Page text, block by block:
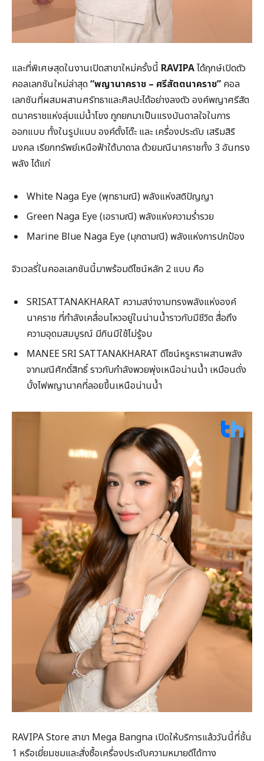
และที่พิเศษสุดในงานเปิดสาขาใหม่ครั้งนี้ RAVIPAได้ฤกษ์เปิดตัว
คอลเลกชันใหม่ล่าสุด“พญานาคราช – ศรีสัตตนาคราช” คอล
เลกชันที่ผสมผสานศรัทธาและศิลปะได้อย่างลงตัว องค์พญาศรีสัต
ตนาคราชแห่งลุ่มแม่น้ำโขง ถูกยกมาเป็นแรงบันดาลใจในการ
ออกแบบ ทั้งในรูปแบบ องค์ตั้งโต๊ะ และ เครื่องประดับ เสริมสิริ
มงคล เรียกทรัพย์เหนือฟ้าใต้บาดาล ด้วยมณีนาคราชทั้ง 3 อันทรง
พลัง ได้แก่
White Naga Eye (พุทธามณี) พลังแห่งสติปัญญา
Green Naga Eye (เอรามณี) พลังแห่งความร่ำรวย
Marine Blue Naga Eye (มุกดามณี) พลังแห่งการปกป้อง
จิวเวลรี่ในคอลเลกชันนี้มาพร้อมดีไซน์หลัก 2 แบบ คือ
SRISATTANAKHARAT ความสง่างามทรงพลังแห่งองค์
นาคราช ที่กำลังเคลื่อนไหวอยู่ในน่านน้ำราวกับมีชีวิต สื่อถึง
ความอุดมสมบูรณ์ มีกินมีใช้ไม่รู้จบ
MANEE SRI SATTANAKHARAT ดีไซน์หรูหราผสานพลัง
จากมณีศักดิ์สิทธิ์ ราวกับกำลังพวยพุ่งเหนือน่านน้ำ เหมือนดั่ง
บั้งไฟพญานาคที่ลอยขึ้นเหนือน่านน้ำ
RAVIPA Store สาขา Mega Bangna เปิดให้บริการแล้ววันนี้ที่ชั้น
1 หรือเยี่ยมชมและสั่งซื้อเครื่องประดับความหมายดีได้ทาง